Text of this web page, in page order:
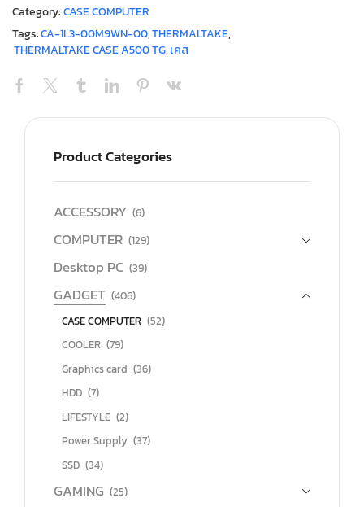
Category:CASE COMPUTER
Tags:CA-1L3-00M9WN-00,THERMALTAKE,
THERMALTAKE CASE A500 TG,เคส
Product Categories
ACCESSORY (6)
COMPUTER (129)
Desktop PC (39)
GADGET (406)
CASE COMPUTER (52)
COOLER (79)
Graphics card (36)
HDD (7)
LIFESTYLE (2)
Power Supply (37)
SSD (34)
GAMING (25)